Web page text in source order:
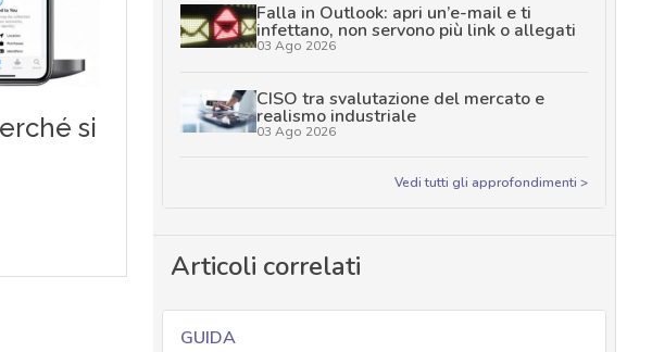
Falla in Outlook: apri un’e-mail e ti
infettano, non servono più link o allegati
03 Ago 2026
CISO tra svalutazione del mercato e
realismo industriale
03 Ago 2026
Vedi tutti gli approfondimenti >
Articoli correlati
GUIDA